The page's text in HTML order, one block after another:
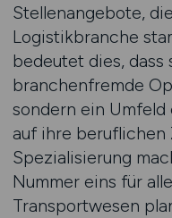
Stellenangebote,
Logistikbranche
bedeutet dies,
branchenfremde
sondern ein Umfeld
auf ihre beruflichen
Spezialisierung
Nummer eins für
Transportwesen